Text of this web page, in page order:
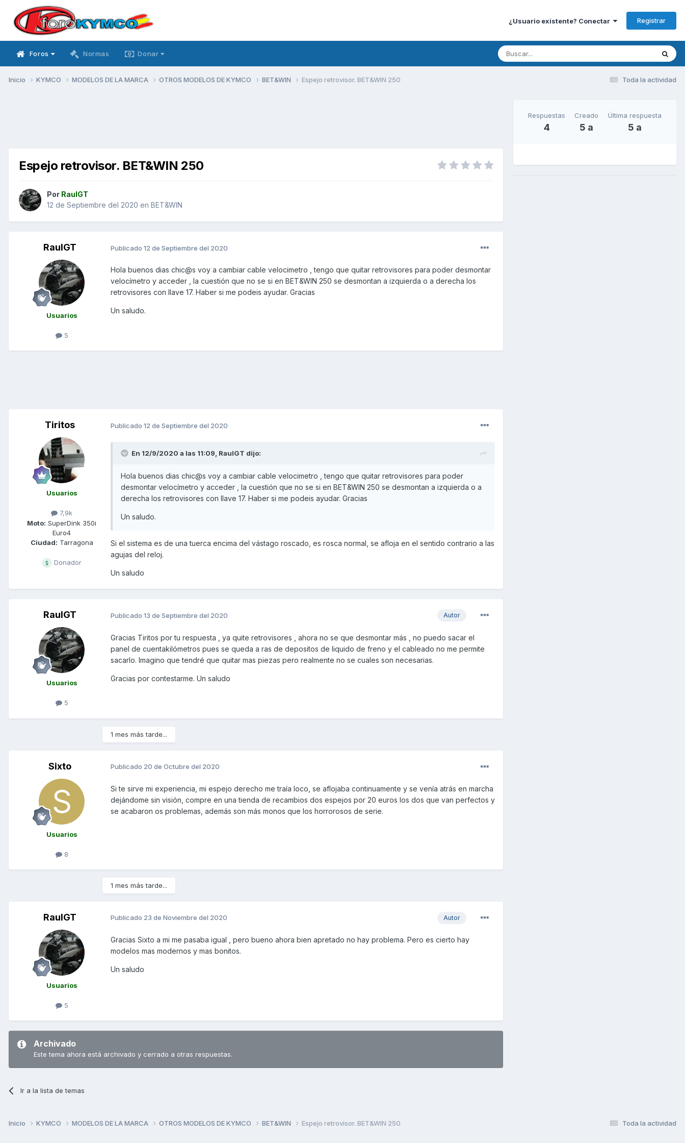
¿Usuario existente? Conectar Registrar
Foros Normas Donar
Toda la actividad
Inicio KYMCO MODELOS DE LA MARCA OTROS MODELOS DE KYMCO BET&WIN Espejo retrovisor. BET&WIN 250
Espejo retrovisor. BET&WIN 250
Por RaulGT
12 de Septiembre del 2020 en BET&WIN
RaulGT
Usuarios
5
Publicado 12 de Septiembre del 2020
Hola buenos dias chic@s voy a cambiar cable velocimetro , tengo que quitar retrovisores para poder desmontar
velocímetro y acceder , la cuestión que no se si en BET&WIN 250 se desmontan a izquierda o a derecha los
retrovisores con llave 17. Haber si me podeis ayudar. Gracias
Un saludo.
Tiritos
Usuarios
7,9k
Moto: SuperDink 350i
Euro4
Ciudad: Tarragona
Donador
Publicado 12 de Septiembre del 2020
En 12/9/2020 a las 11:09, RaulGT dijo:
Hola buenos dias chic@s voy a cambiar cable velocimetro , tengo que quitar retrovisores para poder
desmontar velocímetro y acceder , la cuestión que no se si en BET&WIN 250 se desmontan a izquierda o a
derecha los retrovisores con llave 17. Haber si me podeis ayudar. Gracias
Un saludo.
Si el sistema es de una tuerca encima del vástago roscado, es rosca normal, se afloja en el sentido contrario a las
agujas del reloj.
Un saludo
RaulGT
Usuarios
5
Autor
Publicado 13 de Septiembre del 2020
Gracias Tiritos por tu respuesta , ya quite retrovisores , ahora no se que desmontar más , no puedo sacar el
panel de cuentakilómetros pues se queda a ras de depositos de liquido de freno y el cableado no me permite
sacarlo. Imagino que tendré que quitar mas piezas pero realmente no se cuales son necesarias.
Gracias por contestarme. Un saludo
1 mes más tarde...
Sixto
Usuarios
8
Publicado 20 de Octubre del 2020
Si te sirve mi experiencia, mi espejo derecho me traía loco, se aflojaba continuamente y se venía atrás en marcha
dejándome sin visión, compre en una tienda de recambios dos espejos por 20 euros los dos que van perfectos y
se acabaron os problemas, además son más monos que los horrorosos de serie.
1 mes más tarde...
RaulGT
Usuarios
5
Autor
Publicado 23 de Noviembre del 2020
Gracias Sixto a mi me pasaba igual , pero bueno ahora bien apretado no hay problema. Pero es cierto hay
modelos mas modernos y mas bonitos.
Un saludo
Archivado
Este tema ahora está archivado y cerrado a otras respuestas.
Ir a la lista de temas
Respuestas
4
Creado
5 a
Última respuesta
5 a
Toda la actividad
Inicio KYMCO MODELOS DE LA MARCA OTROS MODELOS DE KYMCO BET&WIN Espejo retrovisor. BET&WIN 250